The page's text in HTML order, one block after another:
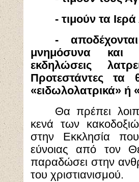
- τιμούν τα
-
μνημόσυνα και
εκδηλώσεις
Προτεστάντες τα
«ειδωλολατρικά» ή
Θα πρέπει
κενά των
στην Εκκλησία
εύνοιας από τον
παραδώσει στην
του χριστιανισμού.